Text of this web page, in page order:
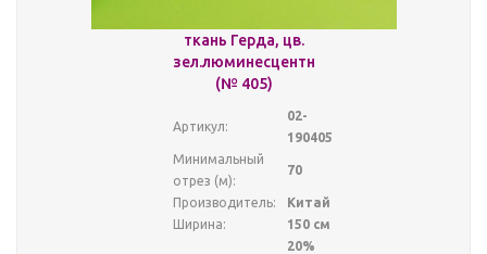
ткань Герда, цв.
зел.люминесцентный
(№ 405)
Артикул:
02-
190405
Минимальный
отрез (м):
70
Производитель:
Китай
Ширина:
150 см
20%